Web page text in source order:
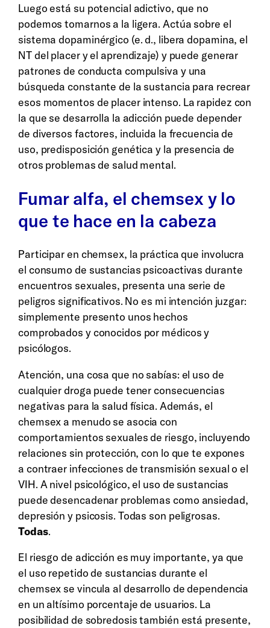
Luego está su potencial adictivo, que no
podemos tomarnos a la ligera. Actúa sobre el
sistema dopaminérgico (e. d., libera dopamina, el
NT del placer y el aprendizaje) y puede generar
patrones de conducta compulsiva y una
búsqueda constante de la sustancia para recrear
esos momentos de placer intenso. La rapidez con
la que se desarrolla la adicción puede depender
de diversos factores, incluida la frecuencia de
uso, predisposición genética y la presencia de
otros problemas de salud mental.
Fumar alfa, el chemsex y lo
que te hace en la cabeza
Participar en chemsex, la práctica que involucra
el consumo de sustancias psicoactivas durante
encuentros sexuales, presenta una serie de
peligros significativos. No es mi intención juzgar:
simplemente presento unos hechos
comprobados y conocidos por médicos y
psicólogos.
Atención, una cosa que no sabías: el uso de
cualquier droga puede tener consecuencias
negativas para la salud física. Además, el
chemsex a menudo se asocia con
comportamientos sexuales de riesgo, incluyendo
relaciones sin protección, con lo que te expones
a contraer infecciones de transmisión sexual o el
VIH. A nivel psicológico, el uso de sustancias
puede desencadenar problemas como ansiedad,
depresión y psicosis. Todas son peligrosas.
Todas.
El riesgo de adicción es muy importante, ya que
el uso repetido de sustancias durante el
chemsex se vincula al desarrollo de dependencia
en un altísimo porcentaje de usuarios. La
posibilidad de sobredosis también está presente,